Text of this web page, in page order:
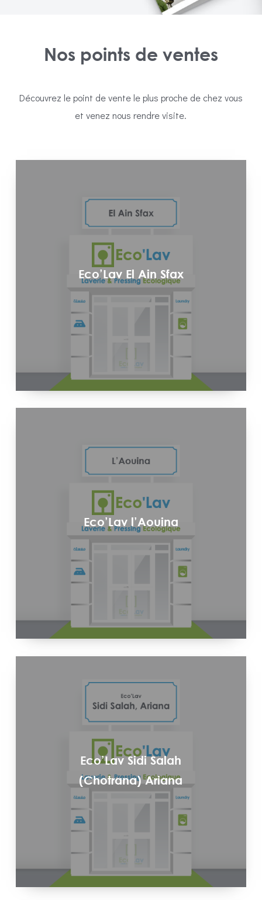
Nos points de ventes
Découvrez le point de vente le plus proche de chez vous
et venez nous rendre visite.
Eco’Lav El Ain Sfax
Eco’Lav l’Aouina
Eco’Lav Sidi Salah
(Chotrana) Ariana